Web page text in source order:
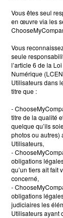
Vous êtes seul
en œuvre via les
Vous
seule
l’article 6 de la
Numérique
Utilisateurs dans
titre que :
-
titre de la qualité
quelque qu’ils
photos ou autres)
Utilisateurs,
-
obligations
qu’un tiers ait fait
concerné,
-
obligations
judiciaires les
Utilisateurs ayant